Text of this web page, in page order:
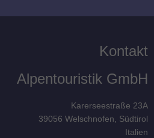
Kontakt
Alpentouristik GmbH
Karerseestraße 23A
39056 Welschnofen, Südtirol
Italien